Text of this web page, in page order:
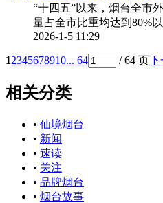
“十四五”以来，烟台全市
量占全市比重均达到80%
2026-1-5 11:29
12345678910... 64 / 64 页下
相关分类
• 仙境烟台
• 新闻
• 速读
• 关注
• 品牌烟台
• 烟台故事